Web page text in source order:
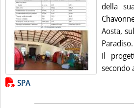
della
Aosta,
Paradiso.
Il
secondo
Lista allegati PDF alla notizia
SPA